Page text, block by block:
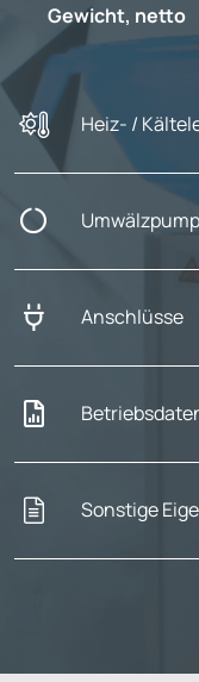
Gewicht, netto
Heiz- /
Anschlüsse
Sonstige